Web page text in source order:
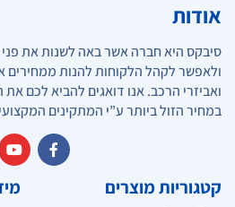
אודות
סיבקס היא חברה אשר באה לשנות את
ולאפשר לקהל הלקוחות להנות ממחירים
ואביזרי הרכב. אנו דואגים להביא לכם את
במחיר הזול ביותר ע”י המתקינים
קטגוריות מוצרים